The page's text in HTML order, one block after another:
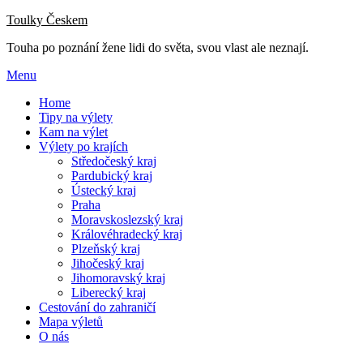
Přejdi
obsah
Toulky Českem
Touha po poznání žene lidi do světa, svou vlast ale neznají.
Menu
Home
Tipy na výlety
Kam na výlet
Výlety po krajích
Středočeský kraj
Pardubický kraj
Ústecký kraj
Praha
Moravskoslezský kraj
Královéhradecký kraj
Plzeňský kraj
Jihočeský kraj
Jihomoravský kraj
Liberecký kraj
Cestování do zahraničí
Mapa výletů
O nás